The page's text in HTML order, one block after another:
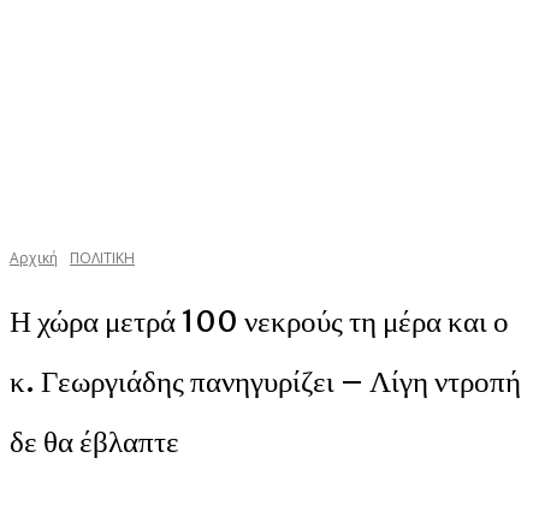
Αρχική ΠΟΛΙΤΙΚΗ
Η χώρα μετρά 100 νεκρούς τη μέρα και ο
κ. Γεωργιάδης πανηγυρίζει – Λίγη ντροπή
δε θα έβλαπτε